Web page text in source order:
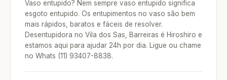
Vaso entupido? Nem sempre vaso entupido significa
esgoto entupido. Os entupimentos no vaso são bem
mais rápidos, baratos e fáceis de resolver.
Desentupidora no Vila dos Sas, Barreiras é Hiroshiro e
estamos aqui para ajudar 24h por dia. Ligue ou chame
no Whats (11) 93407-8838.